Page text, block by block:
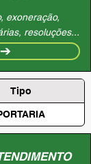
exoneração,
resoluções...
Tipo